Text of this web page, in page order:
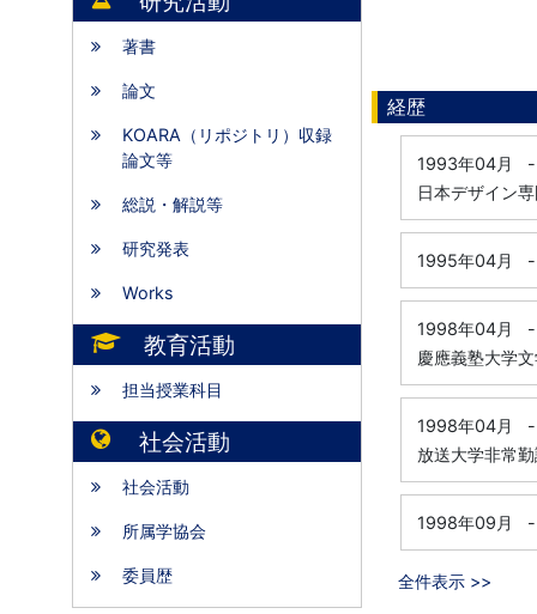
著書
論文
KOARA（リポジトリ）収録
論文等
総説・解説等
研究発表
Works
教育活動
担当授業科目
社会活動
社会活動
所属学協会
委員歴
経歴
1993年04月
-
日本デザイン
1995年04月 -
1998年04月
-
慶應義塾大学
1998年04月
-
放送大学非常
1998年09月 -
全件表示 >>